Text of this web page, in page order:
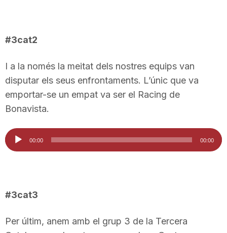
#3cat2
I a la només la meitat dels nostres equips van
disputar els seus enfrontaments. L’únic que va
emportar-se un empat va ser el Racing de
Bonavista.
Reproductor
d'àudio
00:00 00:00
#3cat3
Per últim, anem amb el grup 3 de la Tercera